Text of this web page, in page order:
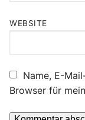
WEBSITE
Name, E-
Browser für